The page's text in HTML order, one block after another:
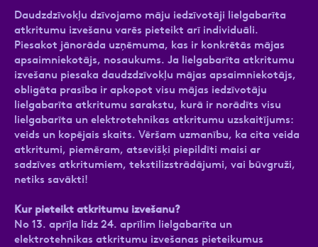
Daudzdzīvokļu dzīvojamo māju iedzīvotāji lielgabarīta
atkritumu izvešanu varēs pieteikt arī individuāli.
Piesakot jānorāda uzņēmuma, kas ir konkrētās mājas
apsaimniekotājs, nosaukums. Ja lielgabarīta atkritumu
izvešanu piesaka daudzdzīvokļu mājas apsaimniekotājs,
obligāta prasība ir apkopot visu mājas iedzīvotāju
lielgabarīta atkritumu sarakstu, kurā ir norādīts visu
lielgabarīta un elektrotehnikas atkritumu uzskaitījums:
veids un kopējais skaits. Vēršam uzmanību, ka cita veida
atkritumi, piemēram, atsevišķi piepildīti maisi ar
sadzīves atkritumiem, tekstilizstrādājumi, vai būvgruži,
netiks savākti!
Kur pieteikt atkritumu izvešanu?
No 13. aprīļa līdz 24. aprīlim lielgabarīta un
elektrotehnikas atkritumu izvešanas pieteikumus